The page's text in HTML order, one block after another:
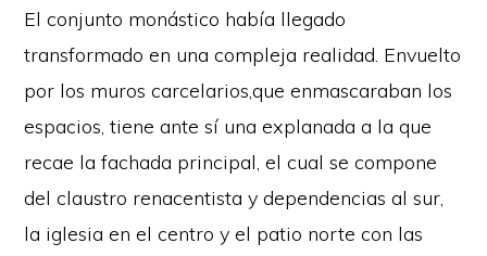
El conjunto monástico había llegado
transformado en una compleja realidad. Envuelto
por los muros carcelarios,que enmascaraban los
espacios, tiene ante sí una explanada a la que
recae la fachada principal, el cual se compone
del claustro renacentista y dependencias al sur,
la iglesia en el centro y el patio norte con las